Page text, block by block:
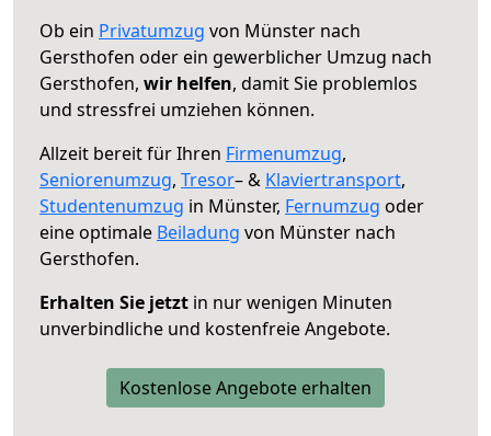
Ob ein Privatumzug von Münster nach
Gersthofen oder ein gewerblicher Umzug nach
Gersthofen, wir helfen, damit Sie problemlos
und stressfrei umziehen können.
Allzeit bereit für Ihren Firmenumzug,
Seniorenumzug, Tresor– & Klaviertransport,
Studentenumzug in Münster, Fernumzug oder
eine optimale Beiladung von Münster nach
Gersthofen.
Erhalten Sie jetzt in nur wenigen Minuten
unverbindliche und kostenfreie Angebote.
Kostenlose Angebote erhalten